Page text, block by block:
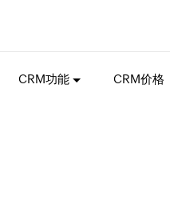
CRM功能 CRM价格